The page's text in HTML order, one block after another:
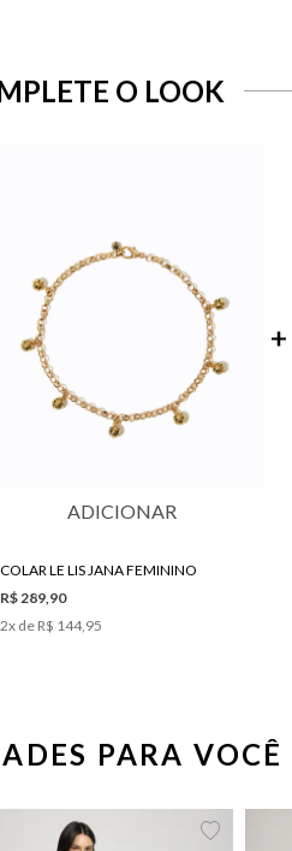
O LOOK
ADICIONAR
COLAR LE LIS JANA FEMININO
R$ 289,90
2x de R$ 144,95
PARA VOCÊ